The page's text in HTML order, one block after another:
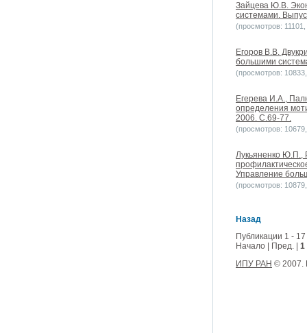
Зайцева Ю.В.
системами.
(просмотров:
Егоров В.В.
большими
(просмотров:
Егерева И.А.,
определения
2006. С.69-77.
(просмотров:
Лукьяненко Ю.П.,
Управление
(просмотров:
Назад
Публикации 1 -
Начало | Пред. | 1
ИПУ РАН © 2007.